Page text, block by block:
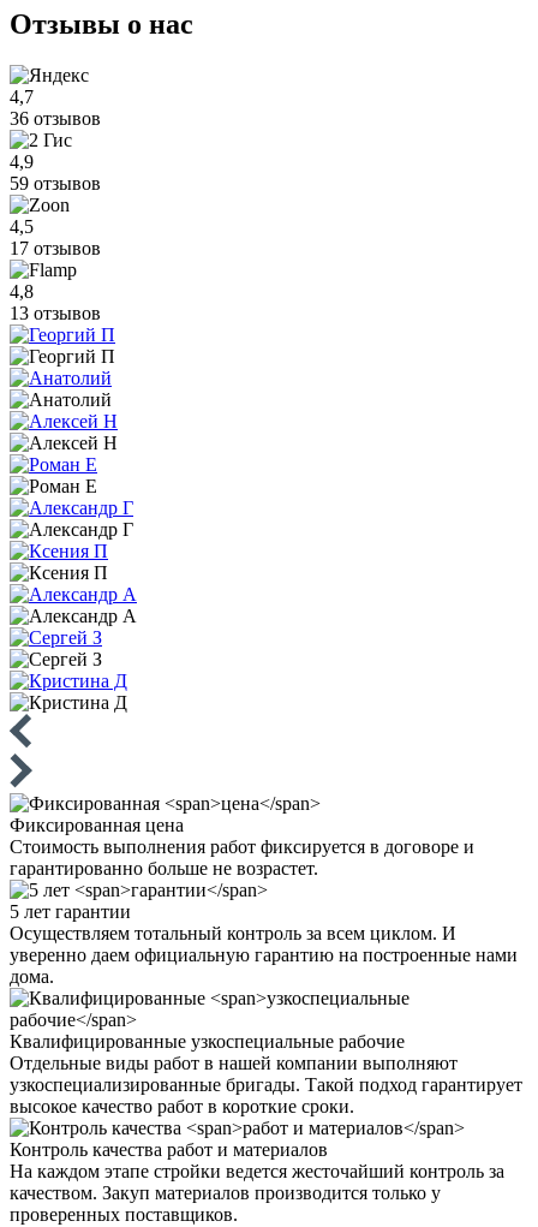
Отзывы о нас
4,7
36 отзывов
4,9
59 отзывов
4,5
17 отзывов
4,8
13 отзывов
Фиксированная цена
Стоимость выполнения работ фиксируется в договоре и
гарантированно больше не возрастет.
5 лет гарантии
Осуществляем тотальный контроль за всем циклом. И
уверенно даем официальную гарантию на построенные нами
дома.
Квалифицированные узкоспециальные рабочие
Отдельные виды работ в нашей компании выполняют
узкоспециализированные бригады. Такой подход гарантирует
высокое качество работ в короткие сроки.
Контроль качества работ и материалов
На каждом этапе стройки ведется жесточайший контроль за
качеством. Закуп материалов производится только у
проверенных поставщиков.